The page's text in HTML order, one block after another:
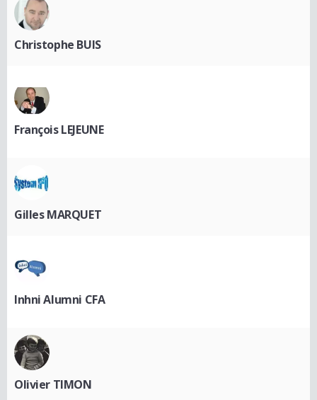
Christophe BUIS
François LEJEUNE
Gilles MARQUET
Inhni Alumni CFA
Olivier TIMON